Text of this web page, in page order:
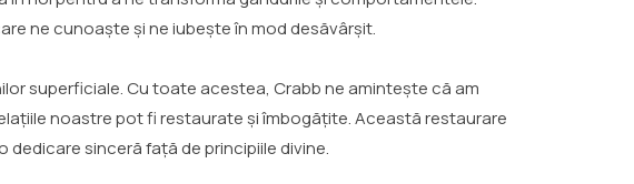
ne cunoaște și ne iubește în mod desăvârșit.
superficiale. Cu toate acestea, Crabb ne amintește că am
noastre pot fi restaurate și îmbogățite. Această restaurare
sinceră față de principiile divine.